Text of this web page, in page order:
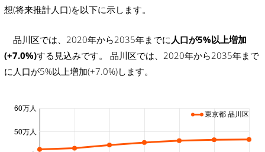
想(将来推計人口)を以下に示します。
品川区では、2020年から2035年までに 人口が5%以上増加
(+7.0%)する見込みです。 品川区では、2020年から2035年まで
に人口が5%以上増加(+7.0%)します。
50万人
60万人
東京都 品川区